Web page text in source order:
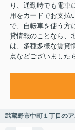
り、通勤時でも電車
用をカードでお支払
で、自転車を使う方
貸情報のことなら、
は、多種多様な賃貸
点などございました
武蔵野市中町１丁目の